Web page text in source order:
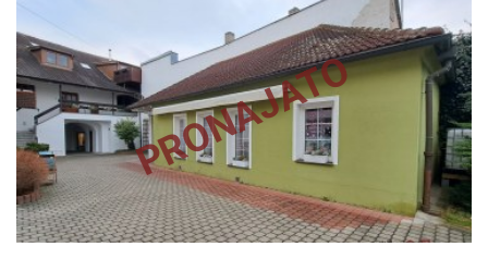
PRONAJATO